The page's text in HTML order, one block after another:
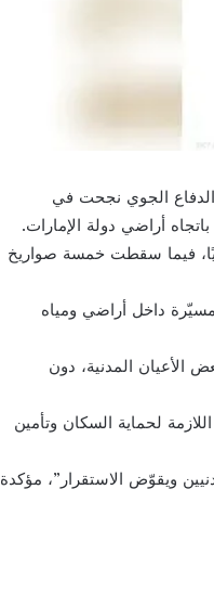
الدفاع الجوي نجحت في
الدفاع تمكنت من تدمير 132 صاروخًا باليستيًا، فيما سقطت خمسة صواريخ
وفي ما يتعلق بالطائرات المسيّرة، أشارت إلى أنه تم اعتراض 195 مسيّرة، بينما سقطت 14 مسيّرة داخل أراضي ومياه
الأعيان المدنية، دون
لحماية السكان وتأمين
ويقوّض الاستقرار”، مؤكدة